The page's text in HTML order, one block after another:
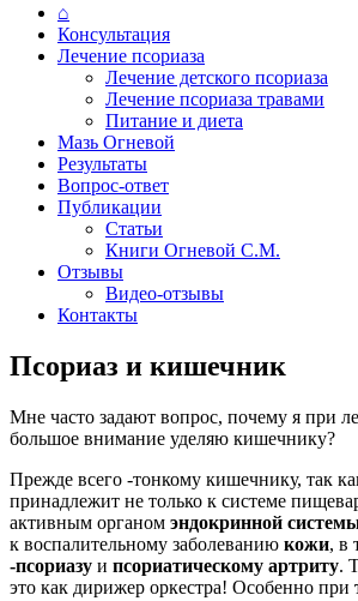
⌂
Консультация
Лечение псориаза
Лечение детского псориаза
Лечение псориаза травами
Питание и диета
Мазь Огневой
Результаты
Вопрос-ответ
Публикации
Статьи
Книги Огневой С.М.
Отзывы
Видео-отзывы
Контакты
Псориаз и кишечник
Мне часто задают вопрос, почему я при
большое внимание уделяю кишечнику?
Прежде всего -тонкому кишечнику, так
принадлежит не только к системе
активным органом эндокринной
к воспалительному заболеванию кожи, в
-псориазу и псориатическому артриту.
это как дирижер оркестра! Особенно при